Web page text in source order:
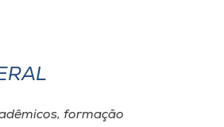
formação